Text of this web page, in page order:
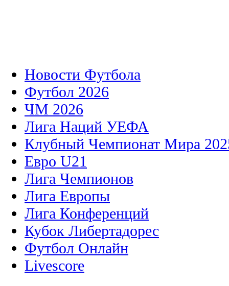
Новости Футбола
Футбол 2026
ЧМ 2026
Лига Наций УЕФА
Клубный Чемпионат Мира
Евро U21
Лига Чемпионов
Лига Европы
Лига Конференций
Кубок Либертадорес
Футбол Онлайн
Livescore